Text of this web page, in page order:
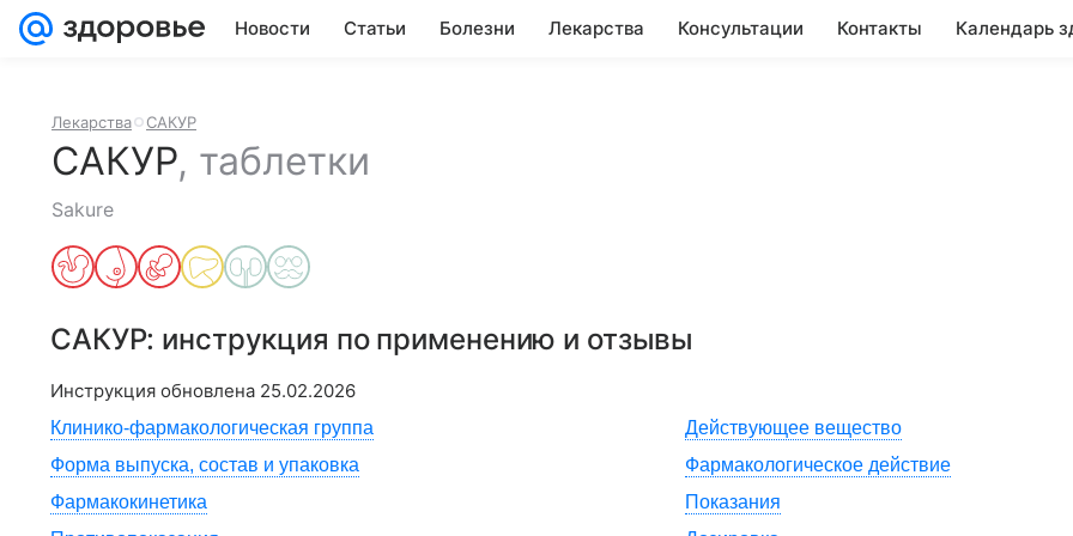
Новости Статьи Болезни Лекарства Консультации Контакты Календарь
Лекарства САКУР
САКУР, таблетки
Sakure
САКУР: инструкция по применению и отзывы
Инструкция обновлена 25.02.2026
Клинико-фармакологическая группа
Действующее вещество
Форма выпуска, состав и упаковка
Фармакологическое действие
Фармакокинетика
Показания